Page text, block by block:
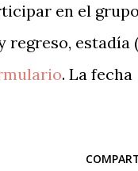
en el
regreso, estadía
. La fecha